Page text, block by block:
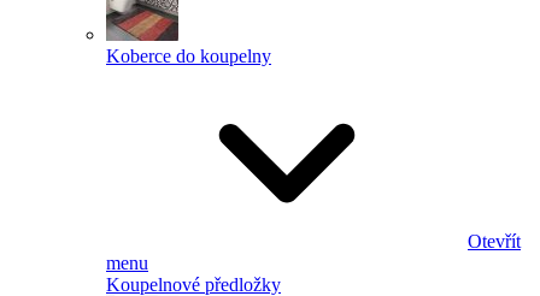
Koberce do koupelny
Otevřít
menu
Koupelnové předložky